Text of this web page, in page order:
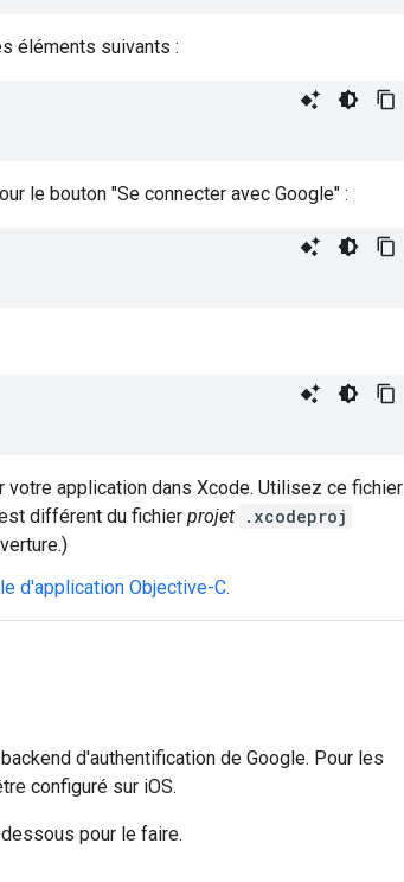
éléments suivants :
le bouton "Se connecter avec Google" :
votre application dans Xcode. Utilisez ce fichier
différent du fichier projet .xcodeproj
d'application Objective-C.
d'authentification de Google. Pour les
configuré sur iOS.
pour le faire.